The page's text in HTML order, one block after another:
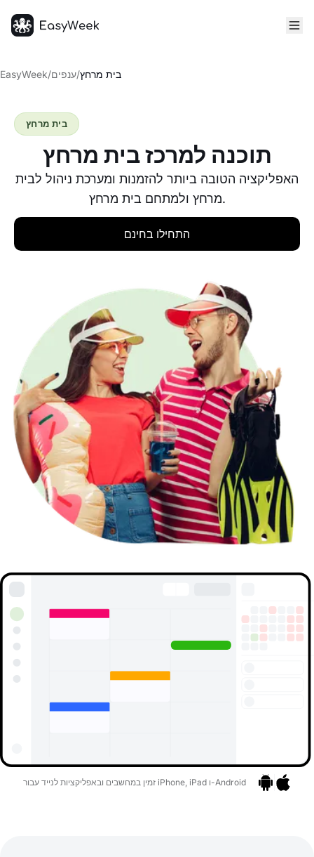
EasyWeek/ענפים/בית מרחץ
תוכנה למרכז בית מרחץ
האפליקציה הטובה ביותר להזמנות ומערכת ניהול לבית
מרחץ ולמתחם בית מרחץ.
בית מרחץ
התחילו בחינם
זמין במחשבים ובאפליקציות לנייד עבור iPhone, iPad ו-Android